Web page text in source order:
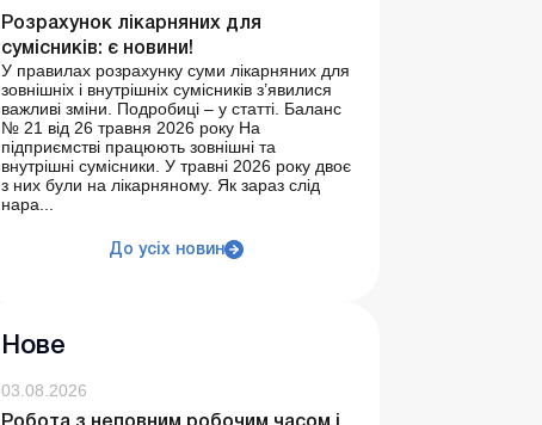
Розрахунок лікарняних для
сумісників: є новини!
У правилах розрахунку суми лікарняних для
зовнішніх і внутрішніх сумісників з’явилися
важливі зміни. Подробиці – у статті. Баланс
№ 21 від 26 травня 2026 року На
підприємстві працюють зовнішні та
внутрішні сумісники. У травні 2026 року двоє
з них були на лікарняному. Як зараз слід
нара...
До усіх новин
Нове
03.08.2026